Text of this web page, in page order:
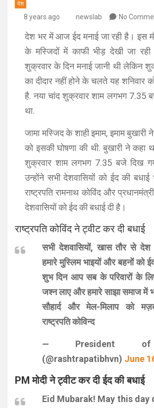
देश
8 years ago newslab No
देश भर में आज ईद मनाई जा रही है। इस
के मस्जिदों में काफी भीड़ देखी जा
शुक्रवार के दिन मनाई जानी थी लेकिन
का दीदार नहीं होने के चलते यह शनिवार
है. नया चांद शुक्रवार शाम लगभग 7.35
था.
जामा मस्जिद के शाही इमाम, इमाम बुखारी
को इसकी घोषणा की थी. बुखारी ने कहा
शुक्रवार शाम लगभग 7.35 बजे दिख
उन्होंने सभी देशवासियों को ईद की बधाई
राष्ट्रपति रामनाथ कोविंद और
देशवासियों को ईद की बधाई दी है।
राष्ट्रपति कोविंद ने ट्वीट कर दी बधाई
सभी देशवासियों, खास तौर से
हमारे मुस्लिम भाइयों और बहनों को
शुभ दिन आप सब के परिवारों के
जश्न लाए और हमारे साझा समाज में
सौहार्द और मेल-मिलाप को
राष्ट्रपति कोविन्द
— President
(@rashtrapatibhvn) June
PM मोदी ने ट्वीट कर दी ईद की बधाई
Eid Mubarak! May this day